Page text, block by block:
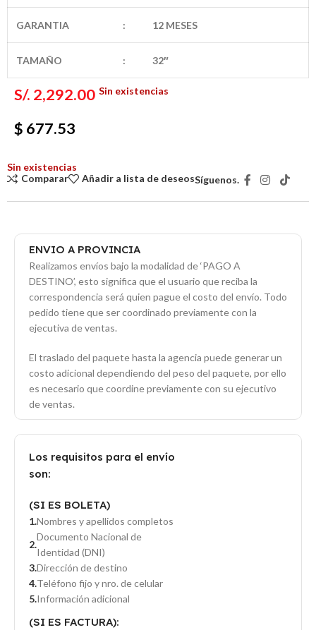
GARANTIA : 12 MESES
TAMAÑO : 32″
S/. 2,292.00
$ 677.53
Sin existencias
Sin existencias
Comparar
Añadir a lista de deseosSíguenos.
ENVIO A PROVINCIA
Realizamos envíos bajo la modalidad de ‘PAGO A
DESTINO’, esto significa que el usuario que reciba la
correspondencia será quien pague el costo del envío. Todo
pedido tiene que ser coordinado previamente con la
ejecutiva de ventas.
El traslado del paquete hasta la agencia puede generar un
costo adicional dependiendo del peso del paquete, por ello
es necesario que coordine previamente con su ejecutivo
de ventas.
Los requisitos para el envío
son:
(SI ES BOLETA)
Nombres y apellidos completos
Documento Nacional de
Identidad (DNI)
Dirección de destino
Teléfono fijo y nro. de celular
Información adicional
(SI ES FACTURA):